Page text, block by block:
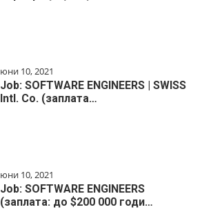
юни 10, 2021
Job: SOFTWARE ENGINEERS | SWISS
Intl. Co. (заплата…
юни 10, 2021
Job: SOFTWARE ENGINEERS
(заплата: до $200 000 годи…